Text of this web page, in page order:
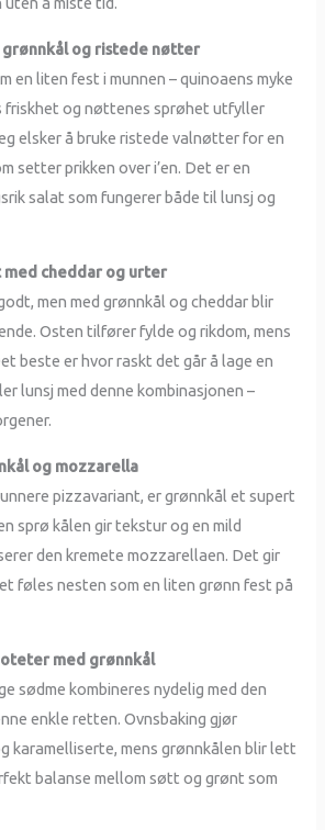
grønnkål og ristede nøtter
en liten fest i munnen – quinoaens myke
friskhet og nøttenes sprøhet utfyller
elsker å bruke ristede valnøtter for en
setter prikken over i’en. Det er en
salat som fungerer både til lunsj og
cheddar og urter
men med grønnkål og cheddar blir
Osten tilfører fylde og rikdom, mens
beste er hvor raskt det går å lage en
lunsj med denne kombinasjonen –
og mozzarella
pizzavariant, er grønnkål et supert
sprø kålen gir tekstur og en mild
den kremete mozzarellaen. Det gir
føles nesten som en liten grønn fest på
med grønnkål
sødme kombineres nydelig med den
enkle retten. Ovnsbaking gjør
karamelliserte, mens grønnkålen blir lett
balanse mellom søtt og grønt som